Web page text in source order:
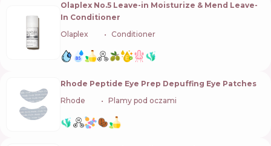
Olaplex No.5 Leave-in Moisturize & Mend Leave-
In Conditioner
Olaplex
Conditioner
Rhode Peptide Eye Prep Depuffing Eye Patches
Rhode
Plamy pod oczami